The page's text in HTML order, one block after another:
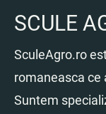
SCULE
SculeAgro.ro
romaneasca ce
Suntem